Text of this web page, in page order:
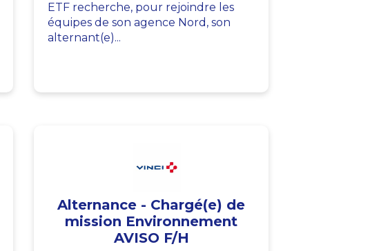
ETF recherche, pour rejoindre les
équipes de son agence Nord, son
alternant(e)...
Alternance - Chargé(e) de
mission Environnement
AVISO F/H